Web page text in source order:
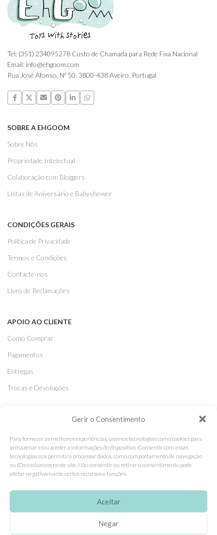
Gerir o Consentimento
Para fornecer as melhores experiências, usamos tecnologias como cookies para
armazenar e/ou aceder a informações do dispositivo. Consentir com essas
tecnologias nos permitirá processar dados, como comportamento de navegação
ou IDs exclusivos neste site. Não consentir ou retirar o consentimento pode
afetar negativamante certos recursos e funções.
Aceitar
Negar
Tel: (351) 234095278 Custo de Chamada para Rede Fixa Nacional
Email: info@ehgoom.com
Rua José Afonso, Nº 50, 3800-438 Aveiro, Portugal
SOBRE A EHGOOM
Sobre Nós
Propriedade Intelectual
Colaboração com Bloggers
Listas de Aniversário e Babyshower
CONDIÇÕES GERAIS
Politica de Privacidade
Termos e Condições
Contacte-nos
Livro de Reclamações
APOIO AO CLIENTE
Como Comprar
Pagamentos
Entregas
Trocas e Devoluções
Facebook
Instagram
Pinterest
EhGoom2026 Criado porDumbanengue, Lda.